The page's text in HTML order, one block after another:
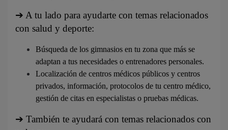
➔ A tu lado para ayudarte con temas relacionados
con salud y deporte:
Búsqueda de los gimnasios en tu zona que más se
adaptan a tus necesidades o entrenadores personales.
Localización de centros médicos públicos y centros
privados, información, protocolos de tu centro médico,
gestión de citas en especialistas o pruebas médicas.
➔ También te ayudará con temas relacionados con